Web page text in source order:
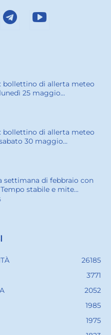
bollettino di allerta meteo
25 maggio...
bollettino di allerta meteo
30 maggio...
settimana di febbraio con
stabile e mite...
26185
3771
2052
1985
1975